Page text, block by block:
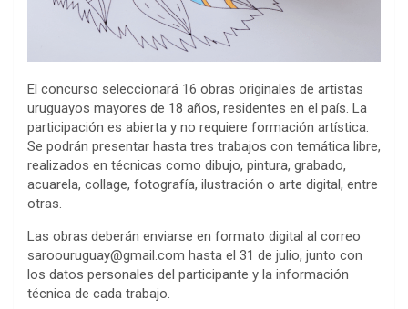
El concurso seleccionará 16 obras originales de artistas
uruguayos mayores de 18 años, residentes en el país. La
participación es abierta y no requiere formación artística.
Se podrán presentar hasta tres trabajos con temática libre,
realizados en técnicas como dibujo, pintura, grabado,
acuarela, collage, fotografía, ilustración o arte digital, entre
otras.
Las obras deberán enviarse en formato digital al correo
saroouruguay@gmail.com hasta el 31 de julio, junto con
los datos personales del participante y la información
técnica de cada trabajo.